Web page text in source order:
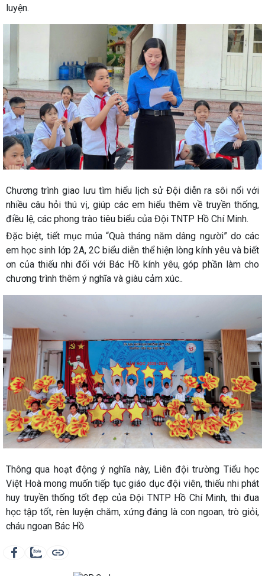
luyện.
Chương trình giao lưu tìm hiểu lịch sử Đội diễn ra sôi nổi với
nhiều câu hỏi thú vị, giúp các em hiểu thêm về truyền thống,
điều lệ, các phong trào tiêu biểu của Đội TNTP Hồ Chí Minh.
Đặc biệt, tiết mục múa “Quà tháng năm dâng người” do các
em học sinh lớp 2A, 2C biểu diễn thể hiện lòng kính yêu và biết
ơn của thiếu nhi đối với Bác Hồ kính yêu, góp phần làm cho
chương trình thêm ý nghĩa và giàu cảm xúc..
Thông qua hoạt động ý nghĩa này, Liên đội trường Tiểu học
Việt Hoà mong muốn tiếp tục giáo dục đội viên, thiếu nhi phát
huy truyền thống tốt đẹp của Đội TNTP Hồ Chí Minh, thi đua
học tập tốt, rèn luyện chăm, xứng đáng là con ngoan, trò giỏi,
cháu ngoan Bác Hồ